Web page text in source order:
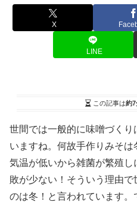
X
LINE
この記事は約7
世間では一般的に味噌づくり
いますね。何故手作りみそ
気温が低いから雑菌が繁殖し
敗が少ない ！そういう理由
のは冬！と言われています。